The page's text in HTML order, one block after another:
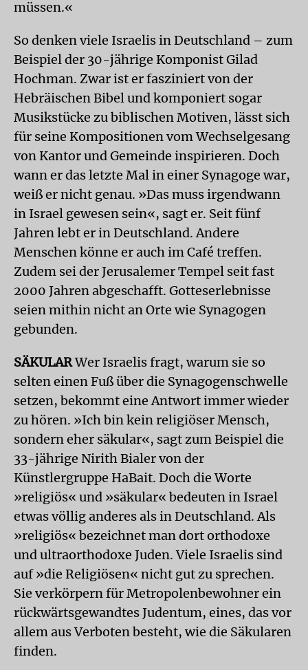
müssen.«
So denken viele Israelis in Deutschland – zum
Beispiel der 30-jährige Komponist Gilad
Hochman. Zwar ist er fasziniert von der
Hebräischen Bibel und komponiert sogar
Musikstücke zu biblischen Motiven, lässt sich
für seine Kompositionen vom Wechselgesang
von Kantor und Gemeinde inspirieren. Doch
wann er das letzte Mal in einer Synagoge war,
weiß er nicht genau. »Das muss irgendwann
in Israel gewesen sein«, sagt er. Seit fünf
Jahren lebt er in Deutschland. Andere
Menschen könne er auch im Café treffen.
Zudem sei der Jerusalemer Tempel seit fast
2000 Jahren abgeschafft. Gotteserlebnisse
seien mithin nicht an Orte wie Synagogen
gebunden.
SÄKULARWer Israelis fragt, warum sie so
selten einen Fuß über die Synagogenschwelle
setzen, bekommt eine Antwort immer wieder
zu hören. »Ich bin kein religiöser Mensch,
sondern eher säkular«, sagt zum Beispiel die
33-jährige Nirith Bialer von der
Künstlergruppe HaBait. Doch die Worte
»religiös« und »säkular« bedeuten in Israel
etwas völlig anderes als in Deutschland. Als
»religiös« bezeichnet man dort orthodoxe
und ultraorthodoxe Juden. Viele Israelis sind
auf »die Religiösen« nicht gut zu sprechen.
Sie verkörpern für Metropolenbewohner ein
rückwärtsgewandtes Judentum, eines, das vor
allem aus Verboten besteht, wie die Säkularen
finden.